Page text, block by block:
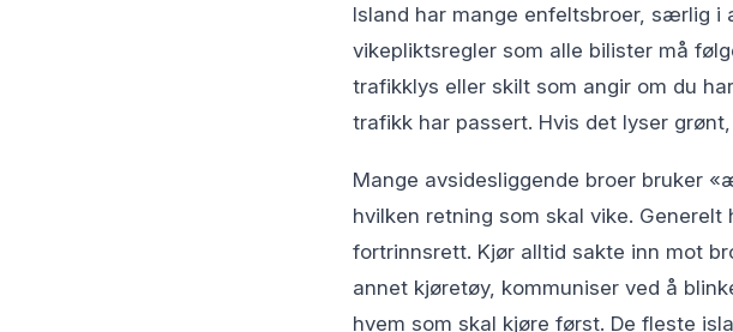
Island har mange enfeltsbroer, særlig i
vikepliktsregler som alle bilister må
trafikklys eller skilt som angir om du
trafikk har passert. Hvis det lyser
Mange avsidesliggende broer bruker
hvilken retning som skal vike.
fortrinnsrett. Kjør alltid sakte inn mot
annet kjøretøy, kommuniser ved å
hvem som skal kjøre først. De fleste